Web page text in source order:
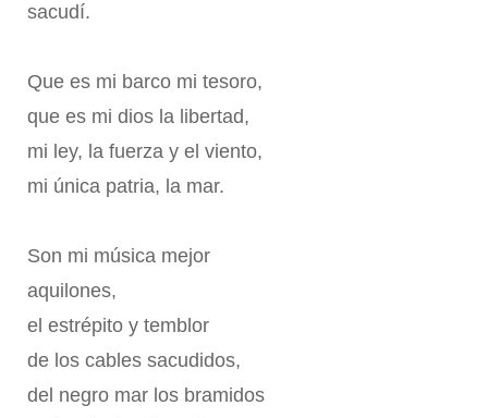
sacudí.
Que es mi barco mi tesoro,
que es mi dios la libertad,
mi ley, la fuerza y el viento,
mi única patria, la mar.
Son mi música mejor
aquilones,
el estrépito y temblor
de los cables sacudidos,
del negro mar los bramidos